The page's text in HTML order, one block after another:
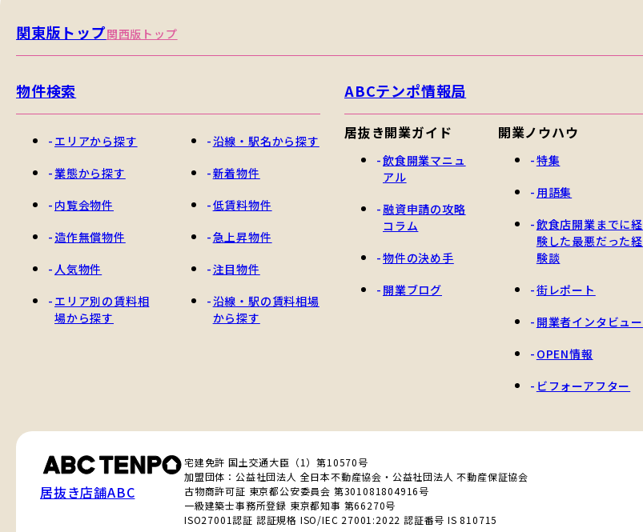
関東版トップ関西版トップ
物件検索
エリアから探す
業態から探す
内覧会物件
造作無償物件
人気物件
エリア別の賃料相
場から探す
沿線・駅名から探す
新着物件
低賃料物件
急上昇物件
注目物件
沿線・駅の賃料相場
から探す
ABCテンポ情報局
居抜き開業ガイド
飲食開業マニュ
アル
融資申請の攻略
コラム
物件の決め手
開業ブログ
開業ノウハウ
特集
用語集
飲食店開業までに経
験した最悪だった経
験談
街レポート
開業者インタビュー
OPEN情報
ビフォーアフター
居抜き店舗ABC
宅建免許 国土交通大臣（1）第10570号
加盟団体：公益社団法人 全日本不動産協会・公益社団法人 不動産保証協会
古物商許可証 東京都公安委員会 第301081804916号
一級建築士事務所登録 東京都知事 第66270号
ISO27001認証 認証規格 ISO/IEC 27001:2022 認証番号 IS 810715